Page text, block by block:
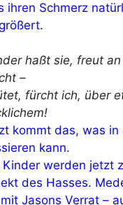
ihren Schmerz
haßt sie, freut
–
fürcht ich, über
kommt das, was in
kann.
Kinder werden jetzt
des Hasses.
Jasons Verrat –